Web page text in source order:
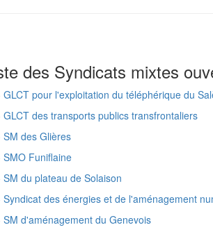
des Syndicats mixtes
GLCT pour l'exploitation du téléphérique du
GLCT des transports publics transfrontaliers
SM des Glières
SMO Funiflaine
SM du plateau de Solaison
Syndicat des énergies et de l'aménagement
SM d'aménagement du Genevois